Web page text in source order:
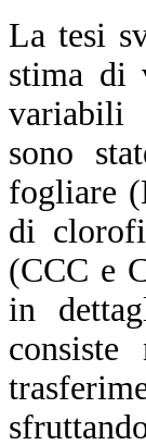
La tesi
stima di
variabili
sono
fogliare
di
(CCC e
in